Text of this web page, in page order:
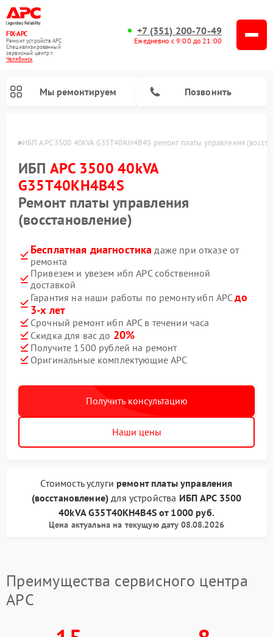
FIX-APC
Ремонт устройств APC
Специализированный
cервисный центр г.
Челябинск
+7 (351) 200-70-49
Ежедневно с 9:00 до 21:00
Мы ремонтируем Позвонить
ИБП APC 3500 40kVA G35T40KH4B4S ремонт платы управления
ИБП APC 3500 40kVA
G35T40KH4B4S
Ремонт платы управления
(восстановление)
Бесплатная диагностика даже при отказе от
ремонта
Привезем и увезем ибп APC собственной
доставкой
Гарантия на наши работы по ремонту ибп APCдо
3-х лет
Срочный ремонт ибп APC в течении часа
Скидка для вас до 20%
Получите 1500 рублей на ремонт
Оригинальные комплектующие APC
Получить консультацию
Наши цены
Стоимость услуги ремонт платы управления
(восстановление) для устройства ИБП APC 3500
40kVA G35T40KH4B4Sот 1000 руб.
Цена актуальна на текущую дату 08.08.2026
Преимущества сервисного центра
APC